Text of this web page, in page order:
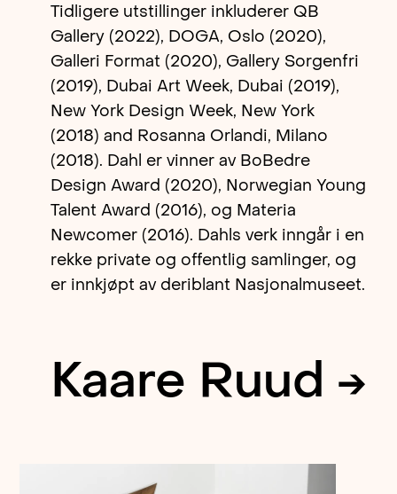
Tidligere utstillinger inkluderer QB
Gallery (2022), DOGA, Oslo (2020),
Galleri Format (2020), Gallery Sorgenfri
(2019), Dubai Art Week, Dubai (2019),
New York Design Week, New York
(2018) and Rosanna Orlandi, Milano
(2018). Dahl er vinner av BoBedre
Design Award (2020), Norwegian Young
Talent Award (2016), og Materia
Newcomer (2016). Dahls verk inngår i en
rekke private og offentlig samlinger, og
er innkjøpt av deriblant Nasjonalmuseet.
Kaare Ruud →